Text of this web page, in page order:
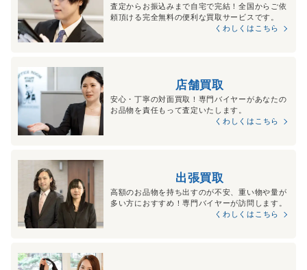
査定からお振込みまで自宅で完結！全国からご依
頼頂ける完全無料の便利な買取サービスです。
くわしくはこちら
店舗買取
安心・丁寧の対面買取！専門バイヤーがあなたの
お品物を責任もって査定いたします。
くわしくはこちら
出張買取
高額のお品物を持ち出すのが不安、重い物や量が
多い方におすすめ！専門バイヤーが訪問します。
くわしくはこちら